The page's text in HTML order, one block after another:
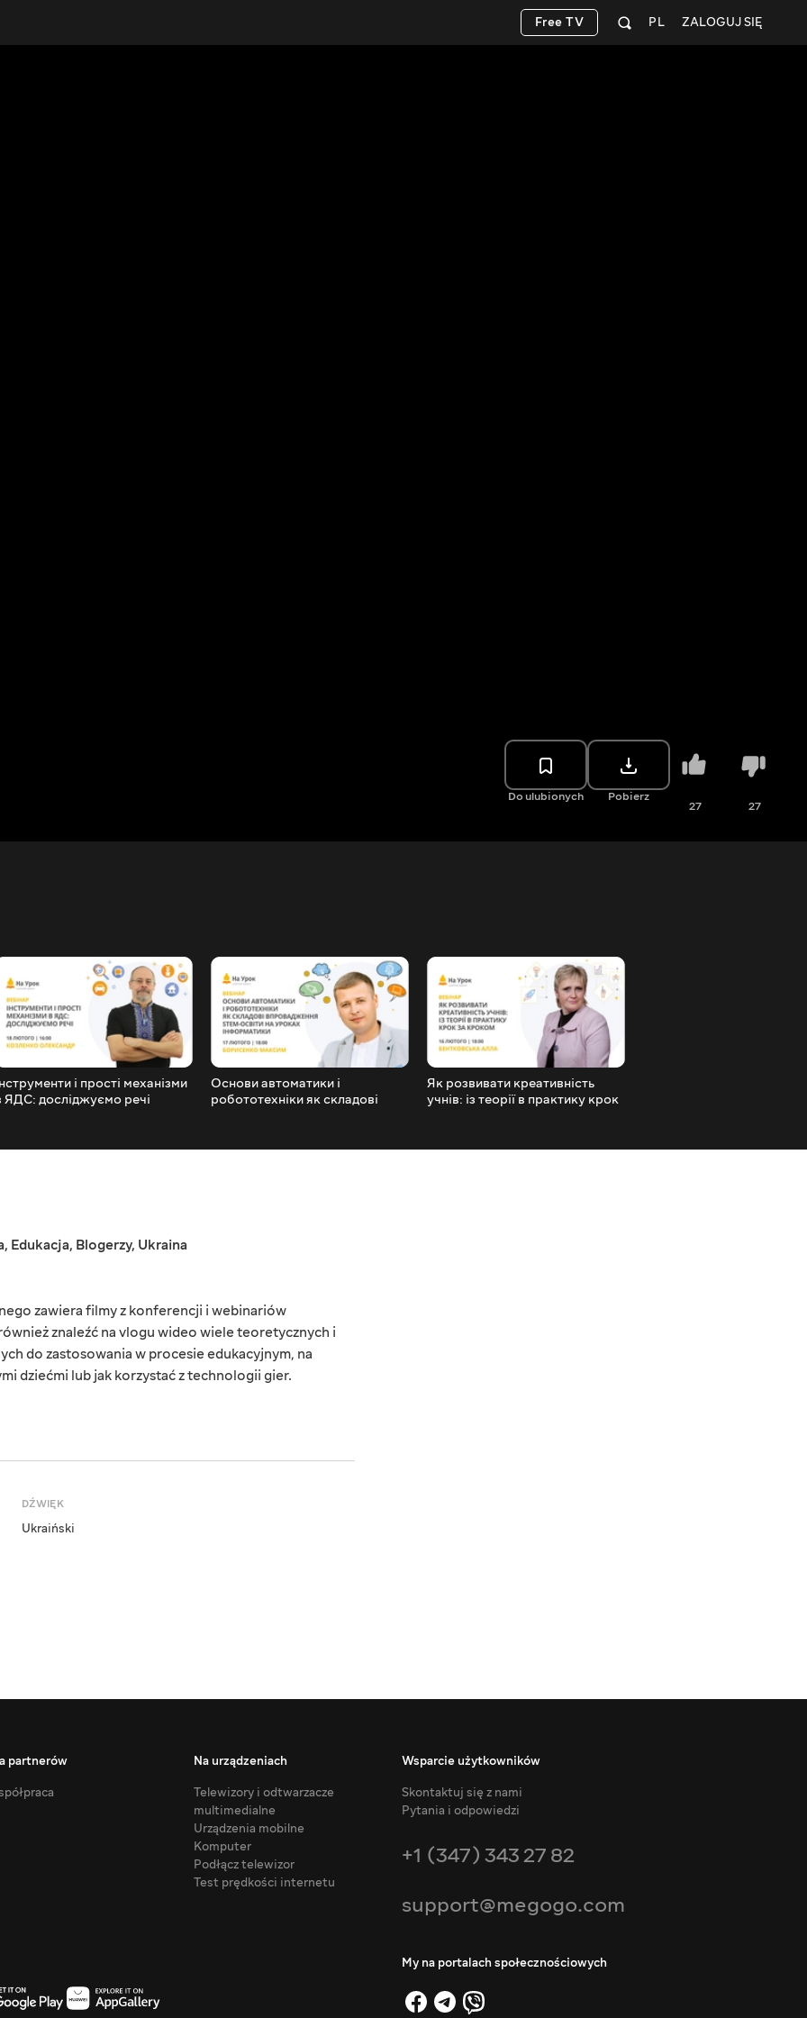
ZALOGUJ SIĘ
PL
Free TV
Do ulubionych Pobierz
27 27
і прості механізми
ЯДС: досліджуємо речі
Основи автоматики і
робототехніки як складові
Як розвивати креативність
учнів: із теорії в практику крок
, Edukacja, Blogerzy, Ukraina
zawiera filmy z konferencji i webinariów
znaleźć na vlogu wideo wiele teoretycznych i
do zastosowania w procesie edukacyjnym, na
dziećmi lub jak korzystać z technologii gier.
DŹWIĘK
Ukraiński
partnerów
Na urządzeniach
Telewizory i odtwarzacze
multimedialne
Urządzenia mobilne
Komputer
Podłącz telewizor
Test prędkości internetu
Wsparcie użytkowników
Skontaktuj się z nami
Pytania i odpowiedzi
+1 (347) 343 27 82
support@megogo.com
My na portalach społecznościowych